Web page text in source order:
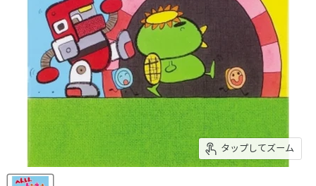
タップしてズーム